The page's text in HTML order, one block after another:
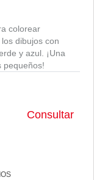
colorear
dibujos con
y azul. ¡Una
pequeños!
Consultar